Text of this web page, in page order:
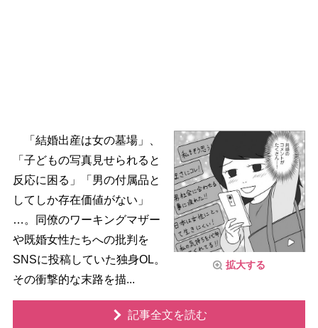
拡大する
「結婚出産は女の墓場」、
「子どもの写真見せられると
反応に困る」「男の付属品と
してしか存在価値がない」
…。同僚のワーキングマザー
既婚女性たちへの批判を
SNSに投稿していた独身OL。
その衝撃的な末路を描...
記事全文を読む